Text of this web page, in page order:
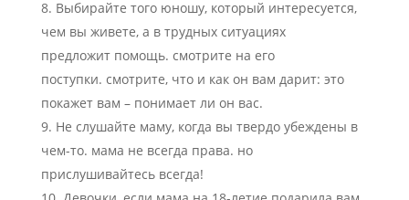
Выбирайте того юношу, который интересуется,
чем вы живете, а в трудных ситуациях
предложит помощь. смотрите на его
поступки. смотрите, что и как он вам дарит: это
покажет вам – понимает ли он вас.
Не слушайте маму, когда вы твердо убеждены в
чем-то. мама не всегда права. но
прислушивайтесь всегда!